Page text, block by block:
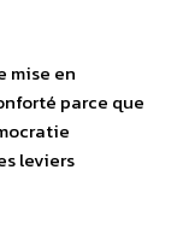
mise en
parce que
leviers